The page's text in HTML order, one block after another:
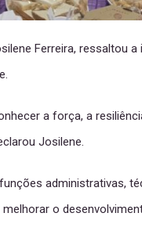
Ferreira, ressaltou
a força, a
Josilene.
administrativas,
o